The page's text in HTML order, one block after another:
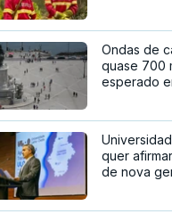
Ondas de
quase 700
esperado
quer
de nova